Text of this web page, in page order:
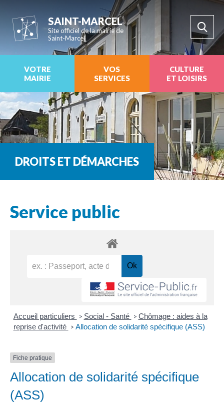
SAINT-MARCEL
Site officiel de la mairie de
Saint-Marcel
VOTRE
MAIRIE
VOS
SERVICES
CULTURE
ET LOISIRS
DROITS ET DÉMARCHES
Service public
Accueil particuliers > Social - Santé > Chômage : aides à la
reprise d'activité > Allocation de solidarité spécifique (ASS)
Fiche pratique
Allocation de solidarité spécifique
(ASS)